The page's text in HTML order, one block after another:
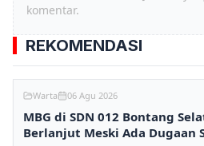
komentar.
REKOMENDASI
Warta 06 Agu 2026
MBG di SDN 012 Bontang
Berlanjut Meski Ada Dugaan